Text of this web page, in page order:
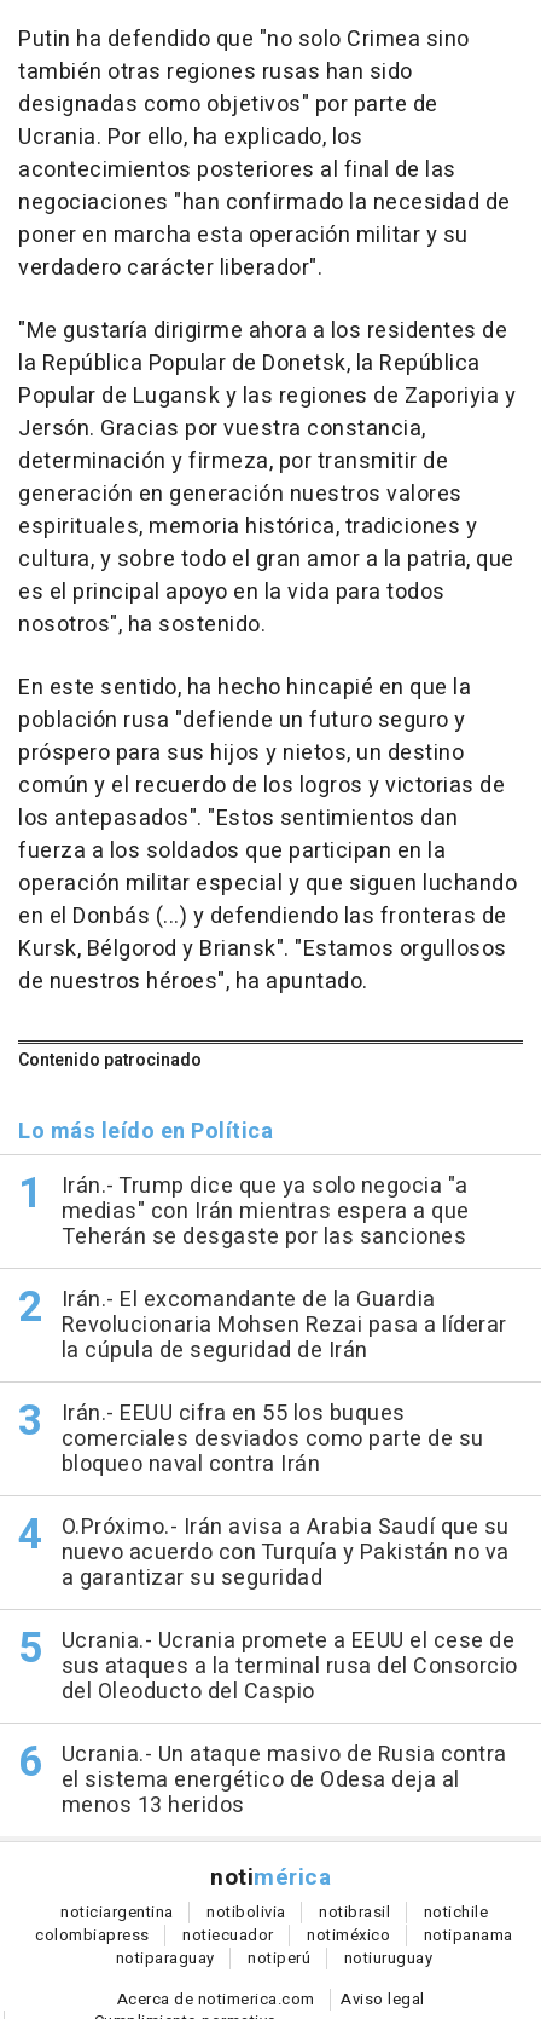
Putin ha defendido que "no solo Crimea sino
también otras regiones rusas han sido
designadas como objetivos" por parte de
Ucrania. Por ello, ha explicado, los
acontecimientos posteriores al final de las
negociaciones "han confirmado la necesidad de
poner en marcha esta operación militar y su
verdadero carácter liberador".
"Me gustaría dirigirme ahora a los residentes de
la República Popular de Donetsk, la República
Popular de Lugansk y las regiones de Zaporiyia y
Jersón. Gracias por vuestra constancia,
determinación y firmeza, por transmitir de
generación en generación nuestros valores
espirituales, memoria histórica, tradiciones y
cultura, y sobre todo el gran amor a la patria, que
es el principal apoyo en la vida para todos
nosotros", ha sostenido.
En este sentido, ha hecho hincapié en que la
población rusa "defiende un futuro seguro y
próspero para sus hijos y nietos, un destino
común y el recuerdo de los logros y victorias de
los antepasados". "Estos sentimientos dan
fuerza a los soldados que participan en la
operación militar especial y que siguen luchando
en el Donbás (...) y defendiendo las fronteras de
Kursk, Bélgorod y Briansk". "Estamos orgullosos
de nuestros héroes", ha apuntado.
Contenido patrocinado
Lo más leído en Política
Irán.- Trump dice que ya solo negocia "a
medias" con Irán mientras espera a que
Teherán se desgaste por las sanciones
Irán.- El excomandante de la Guardia
Revolucionaria Mohsen Rezai pasa a líderar
la cúpula de seguridad de Irán
Irán.- EEUU cifra en 55 los buques
comerciales desviados como parte de su
bloqueo naval contra Irán
O.Próximo.- Irán avisa a Arabia Saudí que su
nuevo acuerdo con Turquía y Pakistán no va
a garantizar su seguridad
Ucrania.- Ucrania promete a EEUU el cese de
sus ataques a la terminal rusa del Consorcio
del Oleoducto del Caspio
Ucrania.- Un ataque masivo de Rusia contra
el sistema energético de Odesa deja al
menos 13 heridos
notimérica
noticiargentina notibolivia notibrasil notichile
colombiapress notiecuador notiméxico notipanama
notiparaguay notiperú notiuruguay
Acerca de notimerica.com
Aviso legal